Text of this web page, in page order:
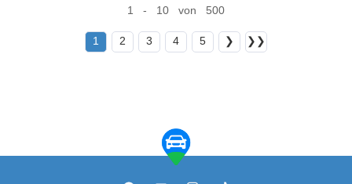
1 - 10 von 500
1 2 3 4 5 ❯ ❯❯